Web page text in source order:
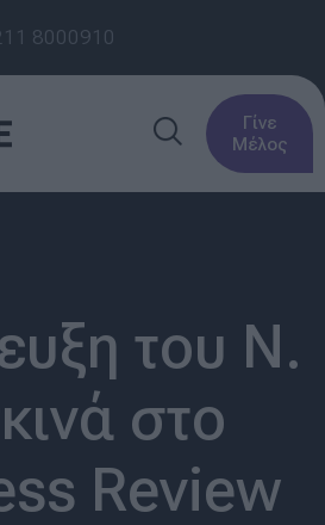
8000910
Γίνε
Μέλος
του Ν.
στο
Review